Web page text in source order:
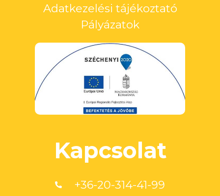
Adatkezelési tájékoztató
Pályázatok
Kapcsolat
+36-20-314-41-99